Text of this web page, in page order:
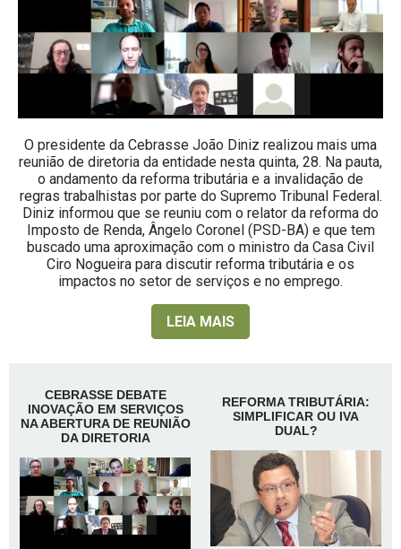
O presidente da Cebrasse João Diniz realizou mais uma
reunião de diretoria da entidade nesta quinta, 28. Na pauta,
o andamento da reforma tributária e a invalidação de
regras trabalhistas por parte do Supremo Tribunal Federal.
Diniz informou que se reuniu com o relator da reforma do
Imposto de Renda, Ângelo Coronel (PSD-BA) e que tem
buscado uma aproximação com o ministro da Casa Civil
Ciro Nogueira para discutir reforma tributária e os
impactos no setor de serviços e no emprego.
LEIA MAIS
CEBRASSE DEBATE
INOVAÇÃO EM SERVIÇOS
NA ABERTURA DE REUNIÃO
DA DIRETORIA
REFORMA TRIBUTÁRIA:
SIMPLIFICAR OU IVA
DUAL?